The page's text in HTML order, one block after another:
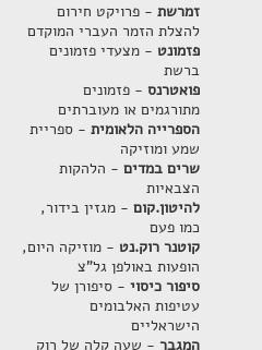
זמרשת- פרויקט חירום
להצלת הזמר העברי המוקדם
פזמונט - מצעדי פזמונים
ברשת
פואטרנס- פזמונים
מתורגמים או מעוברתים
הספרייה הלאומית- ספריית
שמע ומוזיקה
שרים במדים- הלהקות
הצבאיות
להיטון.קום- מגזין בידור,
כמו פעם
קוטנר רוק.נט - מוזיקה היום,
הופעות באולפן גל"צ
סיפור כיסוי- סיפורן של
עטיפות האלבומים
הישראליים
המגבר- שעה קלה של רוק